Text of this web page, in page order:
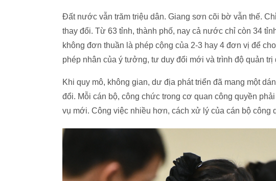
Đất nước vẫn trăm triệu dân. Giang sơn cõi bờ vẫn thế.
thay đổi. Từ 63 tỉnh, thành phố, nay cả nước chỉ còn 34
không đơn thuần là phép cộng của 2-3 hay 4 đơn vị để
phép nhân của ý tưởng, tư duy đổi mới và trình độ quản trị
Khi quy mô, không gian, dư địa phát triển đã mang một
đổi. Mỗi cán bộ, công chức trong cơ quan công quyền
vụ mới. Công việc nhiều hơn, cách xử lý của cán bộ công